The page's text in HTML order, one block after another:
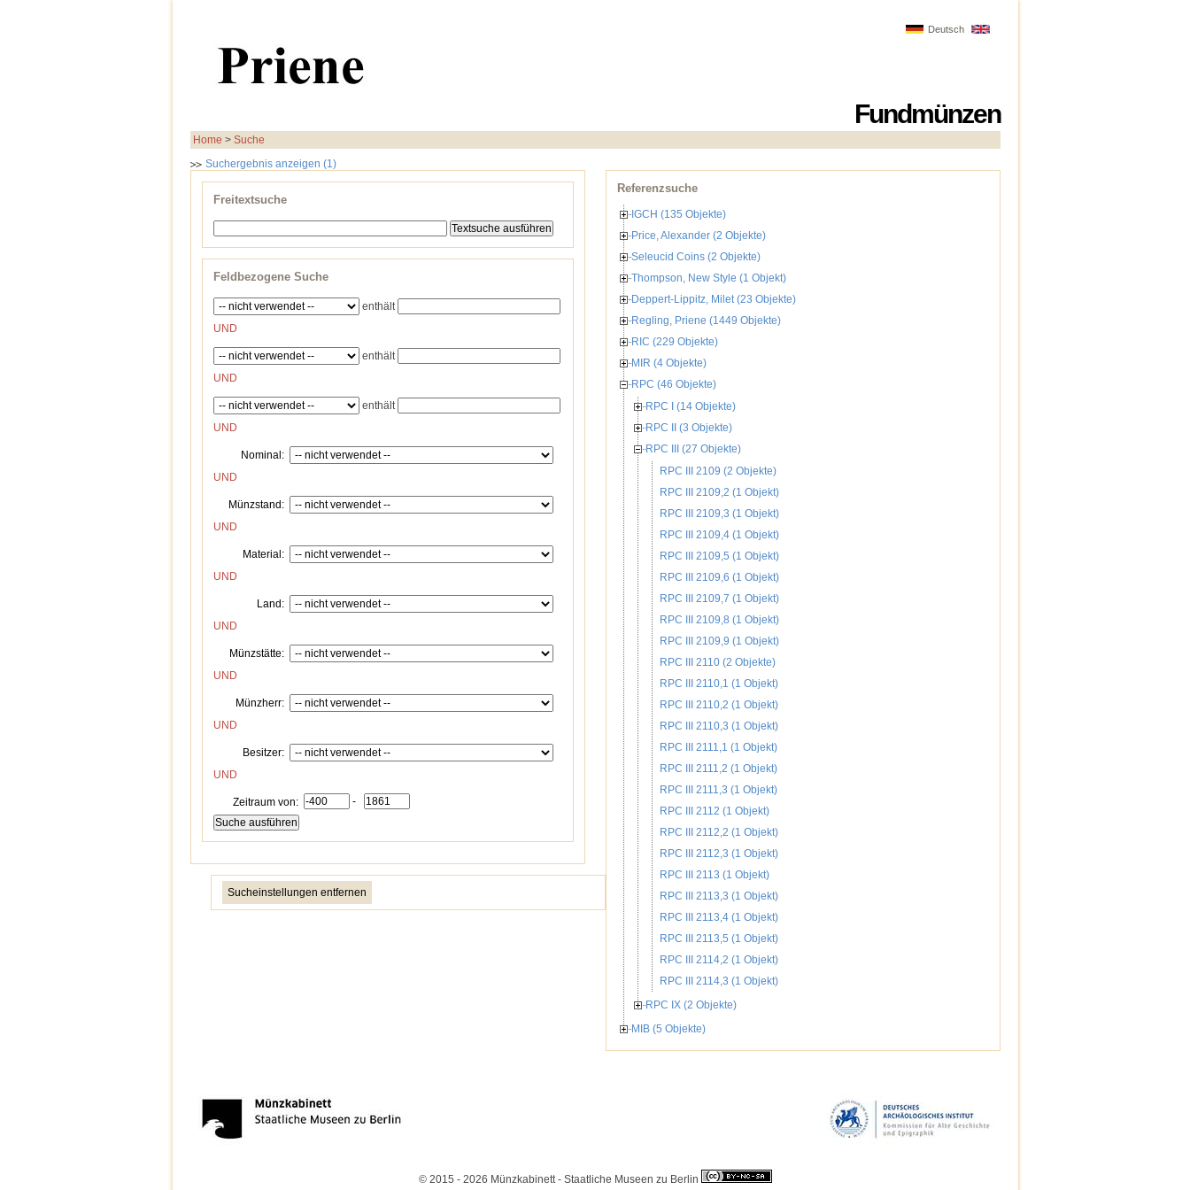
Fundmünzen
Deutsch
Home > Suche
Suchergebnis anzeigen (1)
Freitextsuche
Feldbezogene Suche
enthält
UND
enthält
UND
enthält
UND
Nominal:
UND
Münzstand:
UND
Material:
UND
Land:
UND
Münzstätte:
UND
Münzherr:
UND
Besitzer:
UND
Zeitraum von: -
Referenzsuche
IGCH (135 Objekte)
Price, Alexander (2 Objekte)
Seleucid Coins (2 Objekte)
Thompson, New Style (1 Objekt)
Deppert-Lippitz, Milet (23 Objekte)
Regling, Priene (1449 Objekte)
RIC (229 Objekte)
MIR (4 Objekte)
RPC (46 Objekte)
RPC I (14 Objekte)
RPC II (3 Objekte)
RPC III (27 Objekte)
RPC III 2109 (2 Objekte)
RPC III 2109,2 (1 Objekt)
RPC III 2109,3 (1 Objekt)
RPC III 2109,4 (1 Objekt)
RPC III 2109,5 (1 Objekt)
RPC III 2109,6 (1 Objekt)
RPC III 2109,7 (1 Objekt)
RPC III 2109,8 (1 Objekt)
RPC III 2109,9 (1 Objekt)
RPC III 2110 (2 Objekte)
RPC III 2110,1 (1 Objekt)
RPC III 2110,2 (1 Objekt)
RPC III 2110,3 (1 Objekt)
RPC III 2111,1 (1 Objekt)
RPC III 2111,2 (1 Objekt)
RPC III 2111,3 (1 Objekt)
RPC III 2112 (1 Objekt)
RPC III 2112,2 (1 Objekt)
RPC III 2112,3 (1 Objekt)
RPC III 2113 (1 Objekt)
RPC III 2113,3 (1 Objekt)
RPC III 2113,4 (1 Objekt)
RPC III 2113,5 (1 Objekt)
RPC III 2114,2 (1 Objekt)
RPC III 2114,3 (1 Objekt)
RPC IX (2 Objekte)
MIB (5 Objekte)
Sucheinstellungen entfernen
© 2015 - 2026 Münzkabinett - Staatliche Museen zu Berlin